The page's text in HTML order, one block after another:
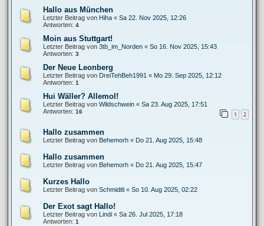
Hallo aus München
Letzter Beitrag von Hiha « Sa 22. Nov 2025, 12:26
Antworten: 4
Moin aus Stuttgart!
Letzter Beitrag von 3tb_im_Norden « So 16. Nov 2025, 15:43
Antworten: 3
Der Neue Leonberg
Letzter Beitrag von DreiTehBeh1991 « Mo 29. Sep 2025, 12:12
Antworten: 1
Hui Wäller? Allemol!
Letzter Beitrag von Wildschwein « Sa 23. Aug 2025, 17:51
Antworten: 16 1 2
Hallo zusammen
Letzter Beitrag von Behemorh « Do 21. Aug 2025, 15:48
Hallo zusammen
Letzter Beitrag von Behemorh « Do 21. Aug 2025, 15:47
Kurzes Hallo
Letzter Beitrag von Schmidtli « So 10. Aug 2025, 02:22
Der Exot sagt Hallo!
Letzter Beitrag von Lindi « Sa 26. Jul 2025, 17:18
Antworten: 1